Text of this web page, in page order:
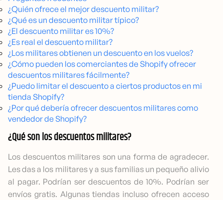
¿Quién ofrece el mejor descuento militar?
¿Qué es un descuento militar típico?
¿El descuento militar es 10%?
¿Es real el descuento militar?
¿Los militares obtienen un descuento en los vuelos?
¿Cómo pueden los comerciantes de Shopify ofrecer
descuentos militares fácilmente?
¿Puedo limitar el descuento a ciertos productos en mi
tienda Shopify?
¿Por qué debería ofrecer descuentos militares como
vendedor de Shopify?
¿Qué son los descuentos militares?
Los descuentos militares son una forma de agradecer.
Les das a los militares y a sus familias un pequeño alivio
al pagar. Podrían ser descuentos de 10%. Podrían ser
envíos gratis. Algunas tiendas incluso ofrecen acceso